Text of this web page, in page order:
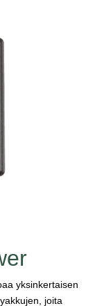
yksinkertaisen
joita